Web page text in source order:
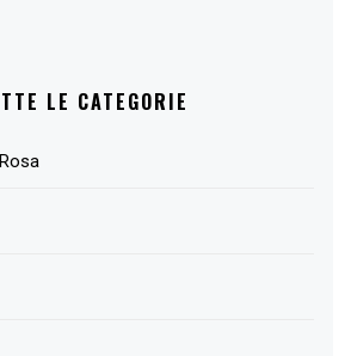
LE CATEGORIE